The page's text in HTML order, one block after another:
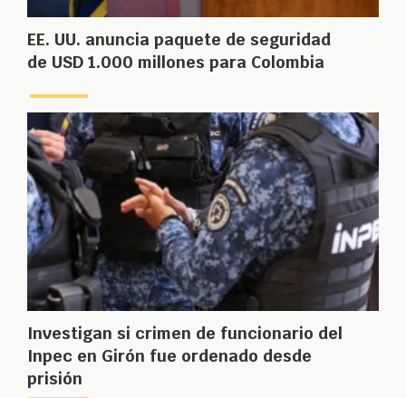
EE. UU. anuncia paquete de seguridad
de USD 1.000 millones para Colombia
Investigan si crimen de funcionario del
Inpec en Girón fue ordenado desde
prisión